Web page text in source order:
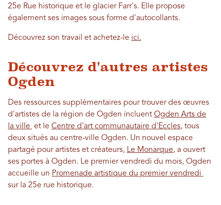
25e Rue historique et le glacier Farr's. Elle propose
également ses images sous forme d'autocollants.
Découvrez son travail et achetez-le ici.
Découvrez d'autres artistes
Ogden
Des ressources supplémentaires pour trouver des œuvres
d'artistes de la région de Ogden incluent Ogden Arts de
la ville et le Centre d'art communautaire d'Eccles, tous
deux situés au centre-ville Ogden. Un nouvel espace
partagé pour artistes et créateurs, Le Monarque, a ouvert
ses portes à Ogden. Le premier vendredi du mois, Ogden
accueille un Promenade artistique du premier vendredi
sur la 25e rue historique.